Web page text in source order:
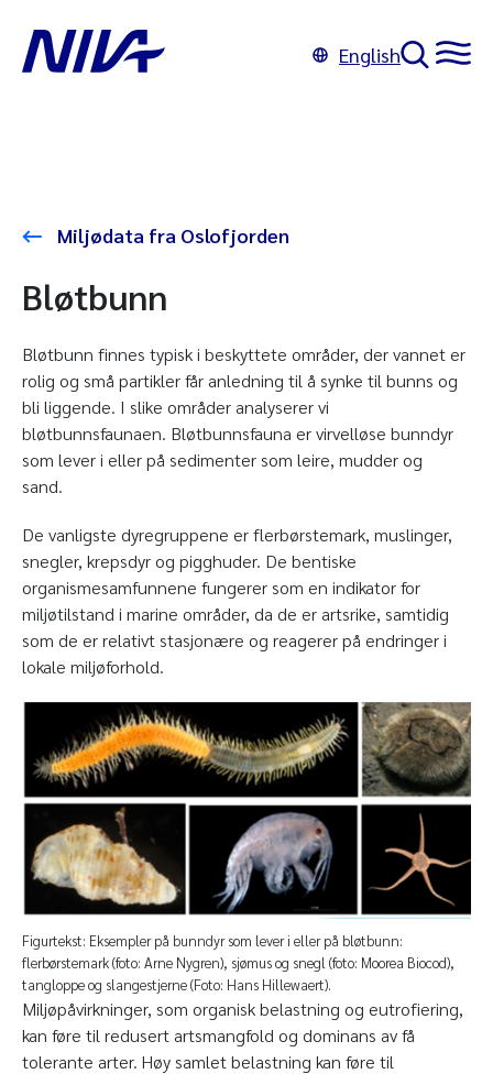
English
Miljødata fra Oslofjorden
Bløtbunn
Bløtbunn finnes typisk i beskyttete områder, der vannet er
rolig og små partikler får anledning til å synke til bunns og
bli liggende. I slike områder analyserer vi
bløtbunnsfaunaen. Bløtbunnsfauna er virvelløse bunndyr
som lever i eller på sedimenter som leire, mudder og
sand.
De vanligste dyregruppene er flerbørstemark, muslinger,
snegler, krepsdyr og pigghuder. De bentiske
organismesamfunnene fungerer som en indikator for
miljøtilstand i marine områder, da de er artsrike, samtidig
som de er relativt stasjonære og reagerer på endringer i
lokale miljøforhold.
Figurtekst: Eksempler på bunndyr som lever i eller på bløtbunn:
flerbørstemark (foto: Arne Nygren), sjømus og snegl (foto: Moorea Biocod),
tangloppe og slangestjerne (Foto: Hans Hillewaert).
Miljøpåvirkninger, som organisk belastning og eutrofiering,
kan føre til redusert artsmangfold og dominans av få
tolerante arter. Høy samlet belastning kan føre til